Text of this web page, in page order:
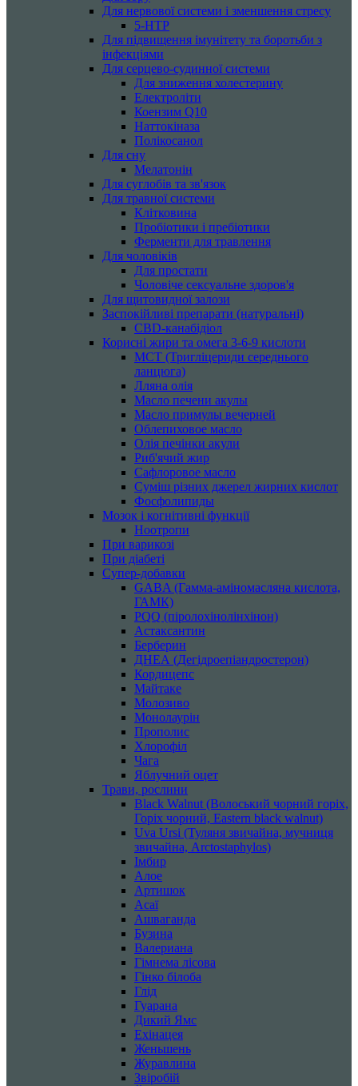
Для нервової системи і зменшення стресу
5-HTP
Для підвищення імунітету та боротьби з
інфекціями
Для серцево-судинної системи
Для зниження холестерину
Електроліти
Коензим Q10
Наттокіназа
Полікосанол
Для сну
Мелатонін
Для суглобів та зв'язок
Для травної системи
Клітковина
Пробіотики і пребіотики
Ферменти для травлення
Для чоловіків
Для простати
Чоловіче сексуальне здоров'я
Для щитовидної залози
Заспокійливі препарати (натуральні)
CBD-канабідіол
Корисні жири та омега 3-6-9 кислоти
MCT (Тригліцериди середнього
ланцюга)
Лляна олія
Масло печени акулы
Масло примулы вечерней
Облепиховое масло
Олія печінки акули
Риб'ячий жир
Сафлоровое масло
Суміш різних джерел жирних кислот
Фосфолипиды
Мозок і когнітивні функції
Ноотропи
При варикозі
При діабеті
Супер-добавки
GABA (Гамма-аміномасляна кислота,
ГАМК)
PQQ (піролохінолінхінон)
Астаксантин
Берберин
ДНЕА (Дегідроепіандростерон)
Кордицепс
Майтаке
Молозиво
Монолаурін
Прополис
Хлорофіл
Чага
Яблучний оцет
Трави, рослини
Black Walnut (Волоський чорний горіх,
Горіх чорний, Eastern black walnut)
Uva Ursi (Туляня звичайна, мучниця
звичайна, Arctostaphylos)
Імбир
Алое
Артишок
Асаї
Ашваганда
Бузина
Валериана
Гімнема лісова
Гінко білоба
Глід
Гуарана
Дикий Ямс
Ехінацея
Женьшень
Журавлина
Звіробій